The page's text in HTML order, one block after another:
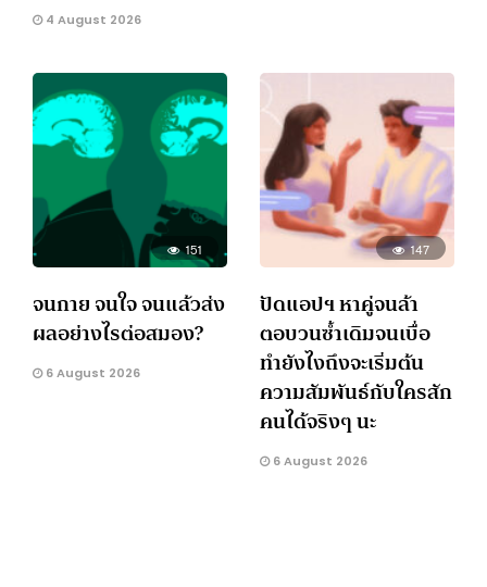
4 August 2026
151
จนกาย จนใจ จนแล้วส่ง
ผลอย่างไรต่อสมอง?
6 August 2026
147
ปัดแอปฯ หาคู่จนล้า
ตอบวนซ้ำเดิมจนเบื่อ
ทำยังไงถึงจะเริ่มต้น
ความสัมพันธ์กับใครสัก
คนได้จริงๆ นะ
6 August 2026